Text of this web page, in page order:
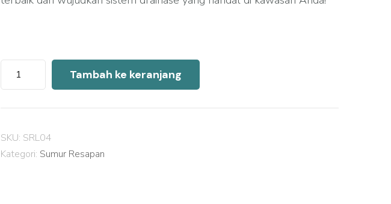
Kuantitas
Harga
Sumur
Beton
Lampung
Tambah ke keranjang
SKU: SRL04
Kategori: Sumur Resapan